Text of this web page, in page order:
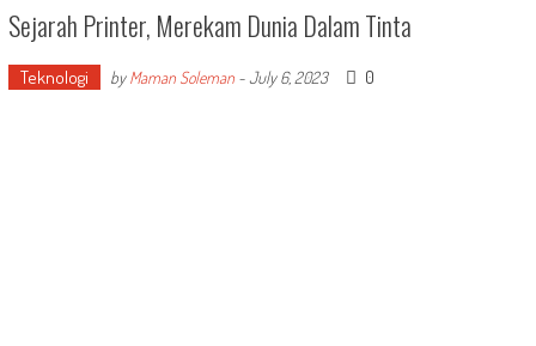
Sejarah Printer, Merekam Dunia Dalam Tinta
Teknologi byMaman Soleman-July 6, 2023 0